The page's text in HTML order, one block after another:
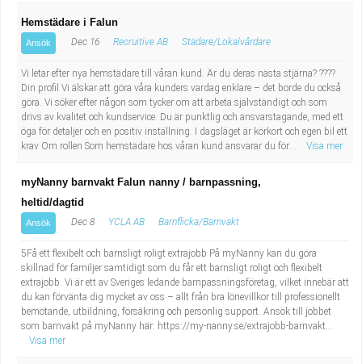
Hemstädare i Falun
Ansök Dec 16 Recruitive AB Städare/Lokalvårdare
Vi letar efter nya hemstädare till våran kund. Är du deras nästa stjärna? ????
Din profil Vi älskar att göra våra kunders vardag enklare – det borde du också
göra. Vi söker efter någon som tycker om att arbeta självständigt och som
drivs av kvalitet och kundservice. Du är punktlig och ansvarstagande, med ett
öga för detaljer och en positiv inställning. I dagsläget är körkort och egen bil ett
krav Om rollen Som hemstädare hos våran kund ansvarar du för...
Visa mer
myNanny barnvakt Falun nanny / barnpassning,
heltid/dagtid
Ansök Dec 8 YCLA AB Barnflicka/Barnvakt
5Få ett flexibelt och barnsligt roligt extrajobb På myNanny kan du göra
skillnad för familjer samtidigt som du får ett barnsligt roligt och flexibelt
extrajobb. Vi är ett av Sveriges ledande barnpassningsföretag, vilket innebär att
du kan förvänta dig mycket av oss – allt från bra lönevillkor till professionellt
bemötande, utbildning, försäkring och personlig support. Ansök till jobbet
som barnvakt på myNanny här: https://my-nanny.se/extrajobb-barnvakt...
Visa mer